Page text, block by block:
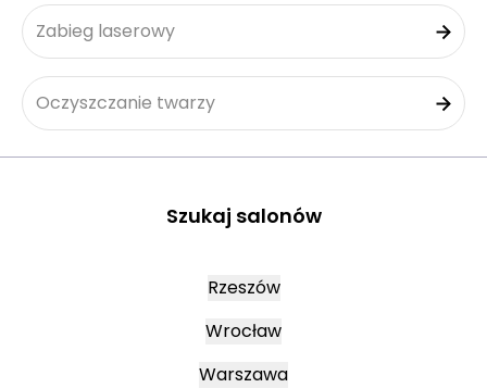
Zabieg laserowy
Oczyszczanie twarzy
Szukaj salonów
Rzeszów
Wrocław
Warszawa